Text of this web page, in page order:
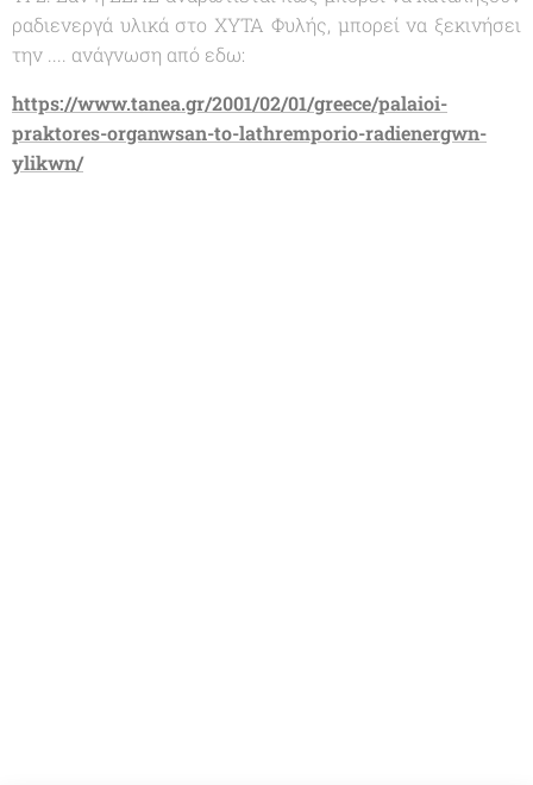
ραδιενεργά υλικά στο ΧΥΤΑ Φυλής, μπορεί να ξεκινήσει
την .... ανάγνωση από εδω:
https://www.tanea.gr/2001/02/01/greece/palaioi-
praktores-organwsan-to-lathremporio-radienergwn-
ylikwn/